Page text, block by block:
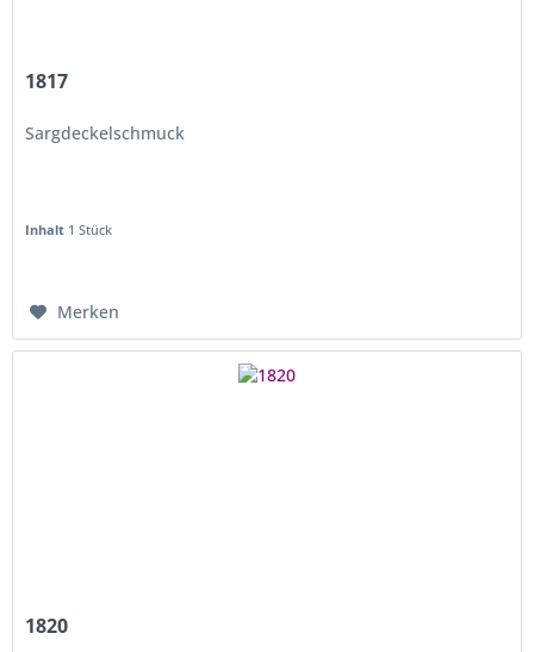
1817
Sargdeckelschmuck
Inhalt 1 Stück
Merken
1820